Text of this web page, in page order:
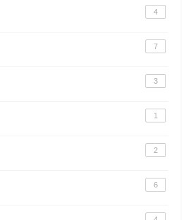
4
7
3
1
2
6